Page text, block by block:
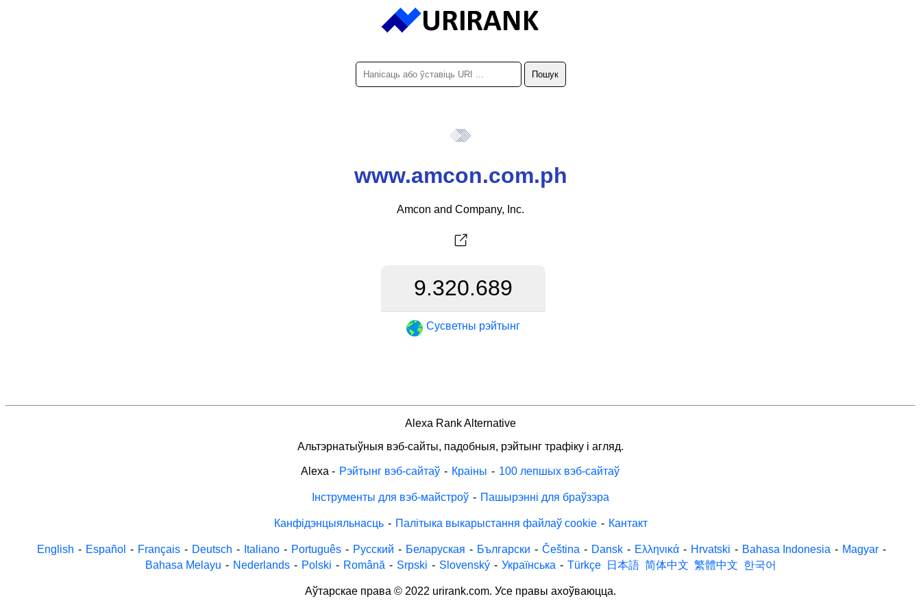
www.amcon.com.ph
Amcon and Company, Inc.
9.320.689
Сусветны рэйтынг
Alexa Rank Alternative
Альтэрнатыўныя вэб-сайты, падобныя, рэйтынг трафіку і агляд.
Alexa - Рэйтынг вэб-сайтаў - Краіны - 100 лепшых вэб-сайтаў
Інструменты для вэб-майстроў - Пашырэнні для браўзэра
Канфідэнцыяльнасць - Палітыка выкарыстання файлаў cookie - Кантакт
English - Español - Français - Deutsch - Italiano - Português - Русский - Беларуская - Български - Čeština - Dansk - Ελληνικά - Hrvatski - Bahasa Indonesia - Magyar -
Bahasa Melayu - Nederlands - Polski - Română - Srpski - Slovenský - Українська - Türkçe 日本語 简体中文 繁體中文 한국어
Аўтарскае права © 2022 urirank.com. Усе правы ахоўваюцца.